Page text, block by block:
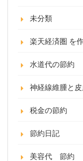
未分類
楽天経済圏 を
水道代の節約
神経線維腫と
税金の節約
節約日記
美容代 節約